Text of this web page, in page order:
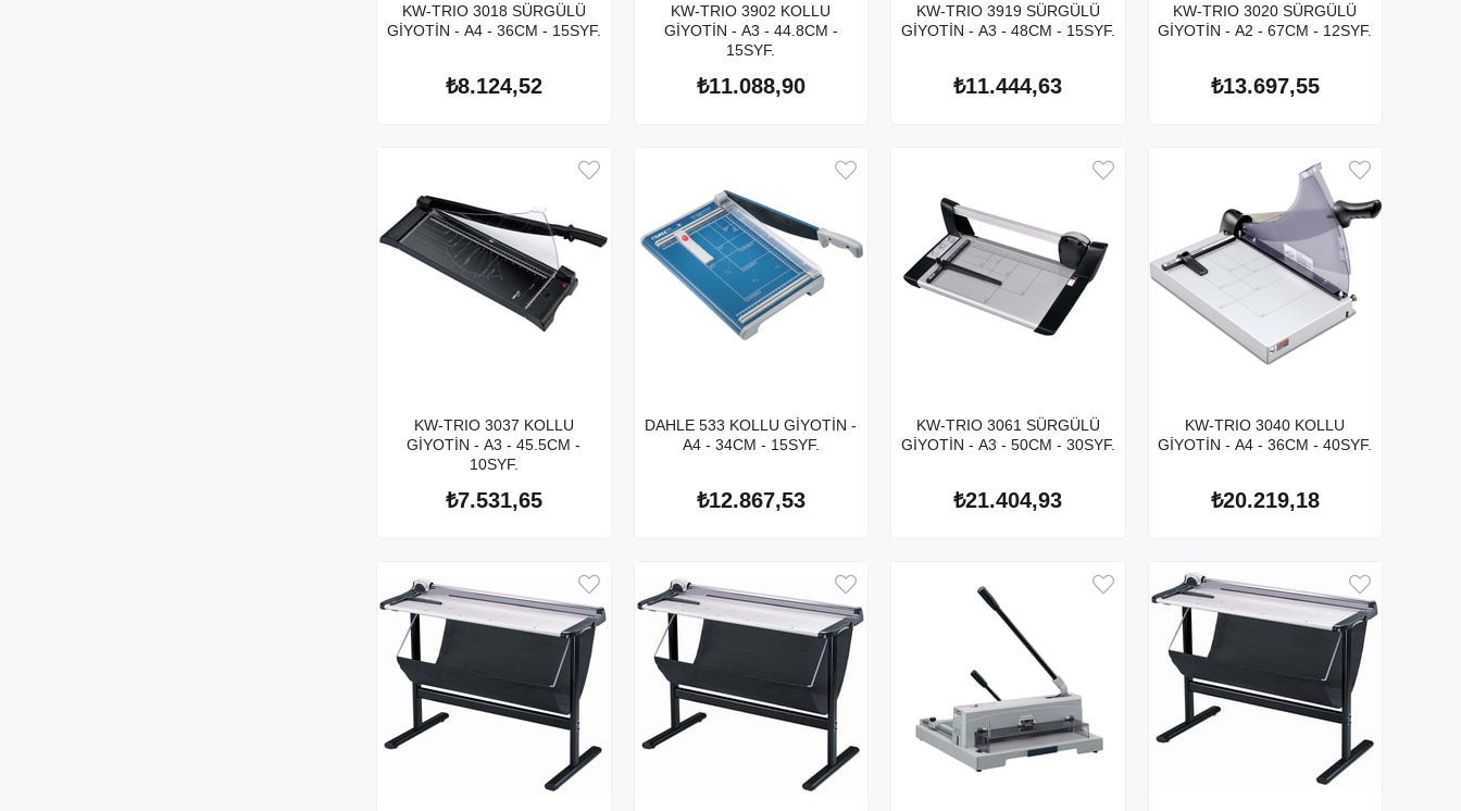
KW-TRIO 3018 SÜRGÜLÜ
GİYOTİN - A4 - 36CM - 15SYF.
₺8.124,52
KW-TRIO 3902 KOLLU
GİYOTİN - A3 - 44.8CM -
15SYF.
₺11.088,90
KW-TRIO 3919 SÜRGÜLÜ
GİYOTİN - A3 - 48CM - 15SYF.
₺11.444,63
KW-TRIO 3020 SÜRGÜLÜ
GİYOTİN - A2 - 67CM - 12SYF.
₺13.697,55
KW-TRIO 3037 KOLLU
GİYOTİN - A3 - 45.5CM -
10SYF.
₺7.531,65
DAHLE 533 KOLLU GİYOTİN -
A4 - 34CM - 15SYF.
₺12.867,53
KW-TRIO 3061 SÜRGÜLÜ
GİYOTİN - A3 - 50CM - 30SYF.
₺21.404,93
KW-TRIO 3040 KOLLU
GİYOTİN - A4 - 36CM - 40SYF.
₺20.219,18